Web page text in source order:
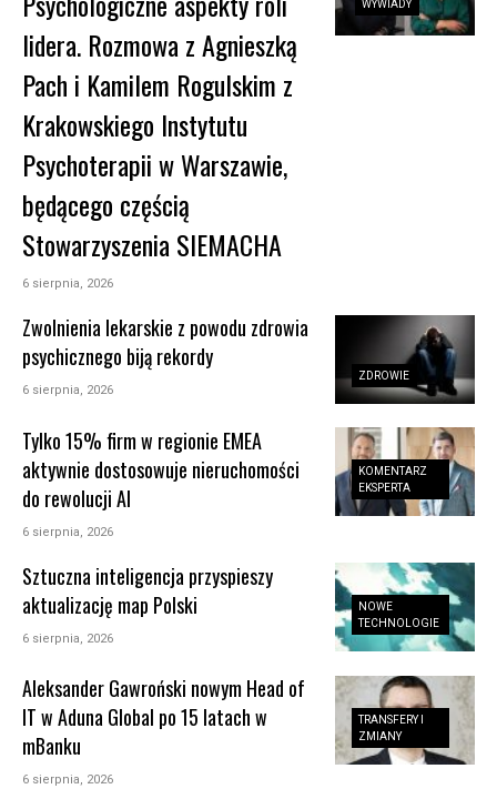
WYWIADY
lidera. Rozmowa z Agnieszką
Pach i Kamilem Rogulskim z
Krakowskiego Instytutu
Psychoterapii w Warszawie,
będącego częścią
Stowarzyszenia SIEMACHA
6 sierpnia, 2026
ZDROWIE
Zwolnienia lekarskie z powodu zdrowia
psychicznego biją rekordy
6 sierpnia, 2026
KOMENTARZ
EKSPERTA
Tylko 15% firm w regionie EMEA
aktywnie dostosowuje nieruchomości
do rewolucji AI
6 sierpnia, 2026
NOWE
TECHNOLOGIE
Sztuczna inteligencja przyspieszy
aktualizację map Polski
6 sierpnia, 2026
TRANSFERY I
ZMIANY
Aleksander Gawroński nowym Head of
IT w Aduna Global po 15 latach w
mBanku
6 sierpnia, 2026